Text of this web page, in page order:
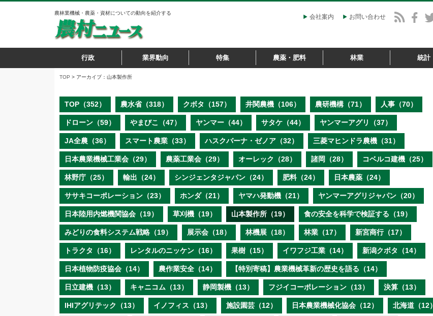
農林業機械・農薬・資材についての動向を紹介する
会社案内 お問い合わせ
行政 業界動向 特集 農薬・肥料 林業 統計
TOP > アーカイブ：山本製作所
TOP（352） 農水省（318） クボタ（157） 井関農機（106） 農研機構（71） 人事（70）
ドローン（59） やまびこ（47） ヤンマー（44） サタケ（44） ヤンマーアグリ（37）
JA全農（36） スマート農業（33） ハスクバーナ・ゼノア（32） 三菱マヒンドラ農機（31）
日本農業機械工業会（29） 農薬工業会（29） オーレック（28） 諸岡（28） コベルコ建機（25）
林野庁（25） 輸出（24） シンジェンタジャパン（24） 肥料（24） 日本農薬（24）
ササキコーポレーション（23） ホンダ（21） ヤマハ発動機（21） ヤンマーアグリジャパン（20）
日本陸用内燃機関協会（19） 草刈機（19） 山本製作所（19） 食の安全を科学で検証する（19）
みどりの食料システム戦略（19） 展示会（18） 林機展（18） 林業（17） 新宮商行（17）
トラクタ（16） レンタルのニッケン（16） 果樹（15） イワフジ工業（14） 新潟クボタ（14）
日本植物防疫協会（14） 農作業安全（14） 【特別寄稿】農業機械革新の歴史を語る（14）
日立建機（13） キャニコム（13） 静岡製機（13） フジイコーポレーション（13） 決算（13）
IHIアグリテック（13） イノフィス（13） 施設園芸（12） 日本農業機械化協会（12） 北海道（12）